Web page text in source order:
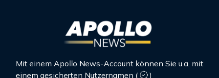
Mit einem Apollo News-Account können Sie u.a. mit
einem gesicherten Nutzernamen (
)